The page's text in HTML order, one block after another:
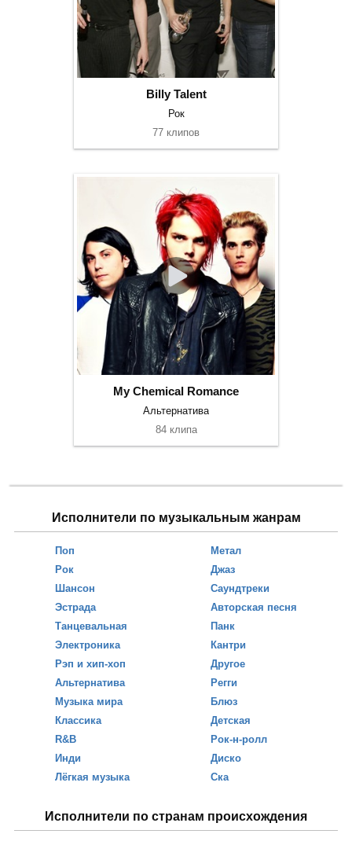
Billy Talent
Рок
77 клипов
My Chemical Romance
Альтернатива
84 клипа
Исполнители по музыкальным жанрам
Поп
Рок
Шансон
Эстрада
Танцевальная
Электроника
Рэп и хип-хоп
Альтернатива
Музыка мира
Классика
R&B
Инди
Лёгкая музыка
Метал
Джаз
Саундтреки
Авторская песня
Панк
Кантри
Другое
Регги
Блюз
Детская
Рок-н-ролл
Диско
Ска
Исполнители по странам происхождения